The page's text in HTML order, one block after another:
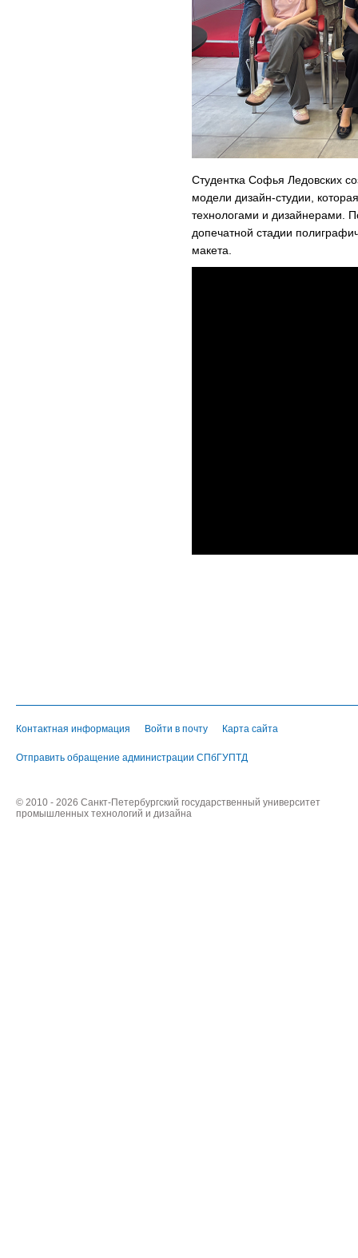
Студентка Софья Ледовских
модели дизайн-студии,
технологами и дизайнерами.
допечатной стадии
макета.
Контактная информация Войти в почту Карта сайта
Отправить обращение администрации СПбГУПТД
© 2010 - 2026 Санкт-Петербургский государственный университет
промышленных технологий и дизайна